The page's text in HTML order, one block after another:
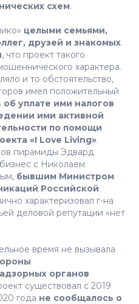
схем.
целыми семьями,
друзей и знакомых.
, что проект такого
характера.
и то обстоятельство,
имел положительный
уплате ими налогов
ими активной
по помощи
«I Love Living».
пирамиды Эдвард
с Николаем
бывшим Министром
Российской
характеризовал г-на
деловой репутации «нет
время не вызывала
органов
существовал с 2019
года не сообщалось о